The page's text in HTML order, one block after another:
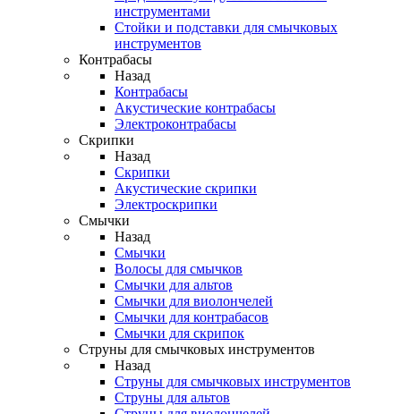
инструментами
Стойки и подставки для смычковых
инструментов
Контрабасы
Назад
Контрабасы
Акустические контрабасы
Электроконтрабасы
Скрипки
Назад
Скрипки
Акустические скрипки
Электроскрипки
Смычки
Назад
Смычки
Волосы для смычков
Смычки для альтов
Смычки для виолончелей
Смычки для контрабасов
Смычки для скрипок
Струны для смычковых инструментов
Назад
Струны для смычковых инструментов
Струны для альтов